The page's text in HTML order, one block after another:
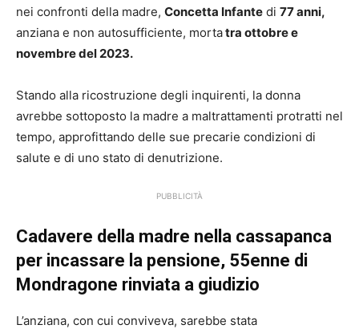
nei confronti della madre, Concetta Infante di 77 anni,
anziana e non autosufficiente, mortatra ottobre e
novembre del 2023.
Stando alla ricostruzione degli inquirenti, la donna
avrebbe sottoposto la madre a maltrattamenti protratti nel
tempo, approfittando delle sue precarie condizioni di
salute e di uno stato di denutrizione.
PUBBLICITÀ
Cadavere della madre nella cassapanca
per incassare la pensione, 55enne di
Mondragone rinviata a giudizio
L’anziana, con cui conviveva, sarebbe stata